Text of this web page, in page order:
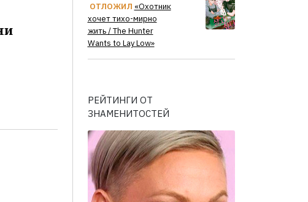
ОТЛОЖИЛ «Охотник
хочет тихо-мирно
жить / The Hunter
Wants to Lay Low»
РЕЙТИНГИ ОТ
ЗНАМЕНИТОСТЕЙ